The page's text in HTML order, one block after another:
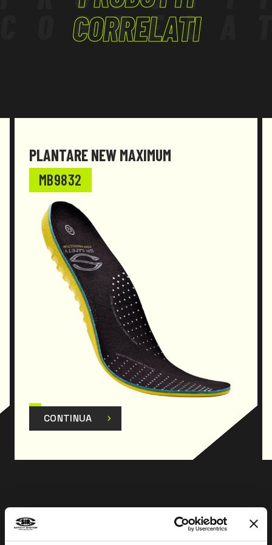
Durabilità: il materiale mantiene forma e
prestazioni più a lungo rispetto ai plantari
CORRELATI
PLANTARE NEW MAXIMUM
MB9832
CONTINUA
Prev Next